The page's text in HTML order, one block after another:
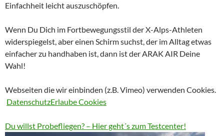
Einfachheit leicht auszuschöpfen.
Wenn Du Dich im Fortbewegungsstil der X-Alps-Athleten
widerspiegelst, aber einen Schirm suchst, der im Alltag etwas
einfacher zu handhaben ist, dann ist der ARAK AIR Deine
Wahl!
Webseiten die wir einbinden (z.B. Vimeo) verwenden Cookies.
DatenschutzErlaube Cookies
Du willst Probefliegen? – Hier geht´s zum Testcenter!